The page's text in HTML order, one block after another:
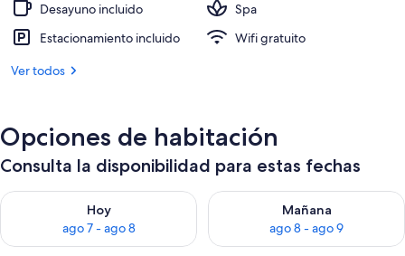
Desayuno incluido
Spa
Estacionamiento incluido
Wifi gratuito
Ver todos
Opciones de habitación
Consulta la disponibilidad para estas fechas
Hoy
ago 7 - ago 8
Consulta la disponibilidad para hoy ago 7 - ago 8
Mañana
ago 8 - ago 9
Consulta la disponibilidad